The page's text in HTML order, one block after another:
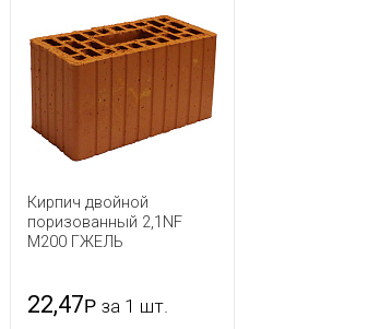
Кирпич двойной
поризованный 2,1NF
М200 ГЖЕЛЬ
22,47Р за 1 шт.